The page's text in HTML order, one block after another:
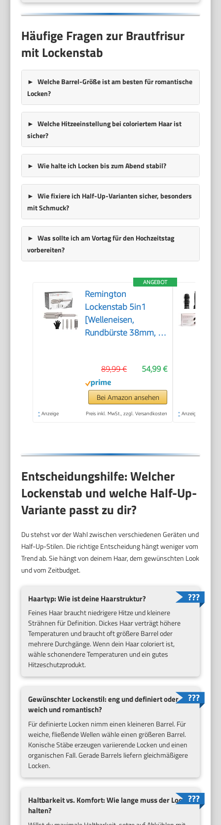
Häufige Fragen zur Brautfrisur
mit Lockenstab
Welche Barrel-Größe ist am besten für romantische
Locken?
Welche Hitzeeinstellung bei coloriertem Haar ist
sicher?
Wie halte ich Locken bis zum Abend stabil?
Wie fixiere ich Half-Up-Varianten sicher, besonders
mit Schmuck?
Was sollte ich am Vortag für den Hochzeitstag
vorbereiten?
ANGEBOT
Remington
Lockenstab 5in1
[Welleneisen,
Rundbürste 38mm, 3
(LED display 130°C -
210°C, Beach Waves,
Spirallocken &
Natürliche Locken für
54,99 €
89,99 €
Bei Amazon ansehen
* Anzeige Preis inkl. MwSt., zzgl. Versandkosten * Anzeige
Entscheidungshilfe: Welcher
Lockenstab und welche Half-Up-
Variante passt zu dir?
Du stehst vor der Wahl zwischen verschiedenen Geräten und
Half-Up-Stilen. Die richtige Entscheidung hängt weniger vom
Trend ab. Sie hängt von deinem Haar, dem gewünschten Look
und vom Zeitbudget.
Haartyp: Wie ist deine Haarstruktur?
Feines Haar braucht niedrigere Hitze und kleinere
Strähnen für Definition. Dickes Haar verträgt höhere
Temperaturen und braucht oft größere Barrel oder
mehrere Durchgänge. Wenn dein Haar coloriert ist,
wähle schonendere Temperaturen und ein gutes
Hitzeschutzprodukt.
Gewünschter Lockenstil: eng und definiert oder
weich und romantisch?
Für definierte Locken nimm einen kleineren Barrel. Für
weiche, fließende Wellen wähle einen größeren Barrel.
Konische Stäbe erzeugen variierende Locken und einen
organischen Fall. Gerade Barrels liefern gleichmäßigere
Locken.
Haltbarkeit vs. Komfort: Wie lange muss der Look
halten?